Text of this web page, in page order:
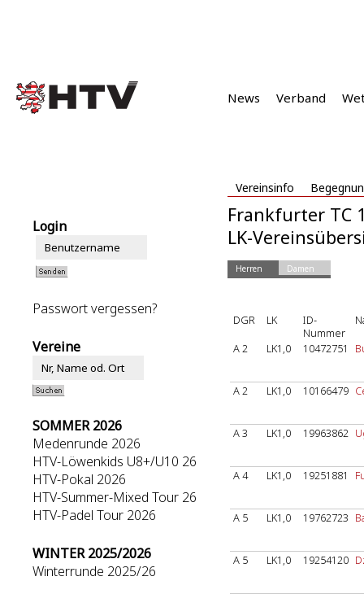
News Verband
Vereinsinfo
Login
Passwort vergessen?
Vereine
SOMMER 2026
Medenrunde 2026
HTV-Löwenkids U8+/U10 26
HTV-Pokal 2026
HTV-Summer-Mixed Tour 26
HTV-Padel Tour 2026
WINTER 2025/2026
Winterrunde 2025/26
Frankfurter TC
LK-
Herren Damen
DGR LK
ID-
Nummer
A 2
LK1,0 10472751
A 2 LK1,0 10166479
A 3 LK1,0 19963862
A 4 LK1,0 19251881
A 5 LK1,0 19762723
A 5 LK1,0 19254120